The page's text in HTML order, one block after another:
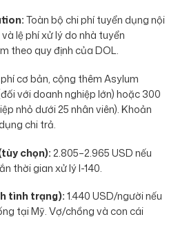
Toàn bộ chi phí tuyển dụng nội
lệ phí xử lý do nhà tuyển
theo quy định của DOL.
phí cơ bản, cộng thêm Asylum
với doanh nghiệp lớn) hoặc 300
nhỏ dưới 25 nhân viên). Khoản
chi trả.
chọn):2.805–2.965 USD nếu
thời gian xử lý I-140.
tình trạng):1.440 USD/người nếu
tại Mỹ. Vợ/chồng và con cái